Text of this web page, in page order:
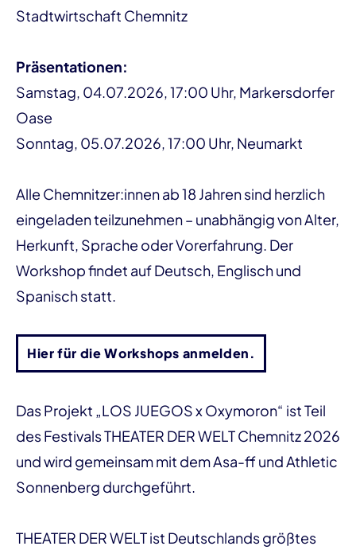
Stadtwirtschaft Chemnitz
Präsentationen:
Samstag, 04.07.2026, 17:00 Uhr, Markersdorfer
Oase
Sonntag, 05.07.2026, 17:00 Uhr, Neumarkt
Alle Chemnitzer:innen ab 18 Jahren sind herzlich
eingeladen teilzunehmen – unabhängig von Alter,
Herkunft, Sprache oder Vorerfahrung. Der
Workshop findet auf Deutsch, Englisch und
Spanisch statt.
Hier für die Workshops anmelden.
Das Projekt „LOS JUEGOS x Oxymoron“ ist Teil
des Festivals THEATER DER WELT Chemnitz 2026
und wird gemeinsam mit dem Asa-ff und Athletic
Sonnenberg durchgeführt.
THEATER DER WELT ist Deutschlands größtes